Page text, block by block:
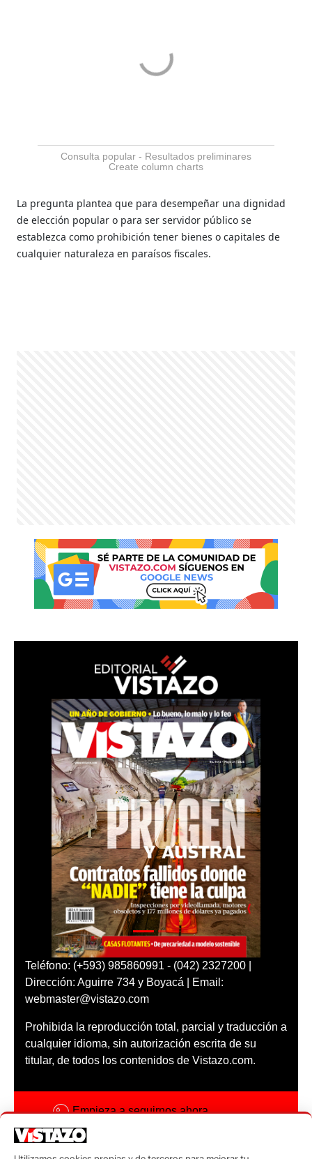
Consulta popular - Resultados preliminares
Create column charts
La pregunta plantea que para desempeñar una dignidad
de elección popular o para ser servidor público se
establezca como prohibición tener bienes o capitales de
cualquier naturaleza en paraísos fiscales.
Teléfono: (+593) 985860991 - (042) 2327200 |
Dirección: Aguirre 734 y Boyacá | Email:
webmaster@vistazo.com
Prohibida la reproducción total, parcial y traducción a
cualquier idioma, sin autorización escrita de su
titular, de todos los contenidos de Vistazo.com.
Empieza a seguirnos ahora